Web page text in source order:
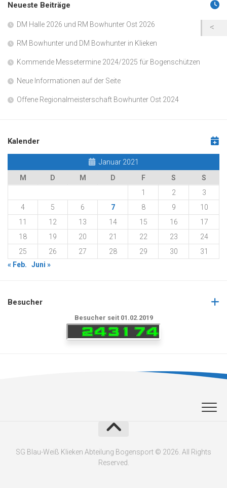
Neueste Beiträge
DM Halle 2026 und RM Bowhunter Ost 2026
RM Bowhunter und DM Bowhunter in Klieken
Kommende Messetermine 2024/2025 für Bogenschützen
Neue Informationen auf der Seite
Offene Regionalmeisterschaft Bowhunter Ost 2024
Kalender
Januar 2021
M
D M D F S
S
1
2
3
4
5 6 7 8 9
10
11
12 13 14 15 16
17
18
19 20 21 22 23
24
25
26 27 28 29 30
31
« Feb.
Juni »
Besucher
Besucher seit 01.02.2019
SG Blau-Weiß Klieken Abteilung Bogensport © 2026. All Rights
Reserved.